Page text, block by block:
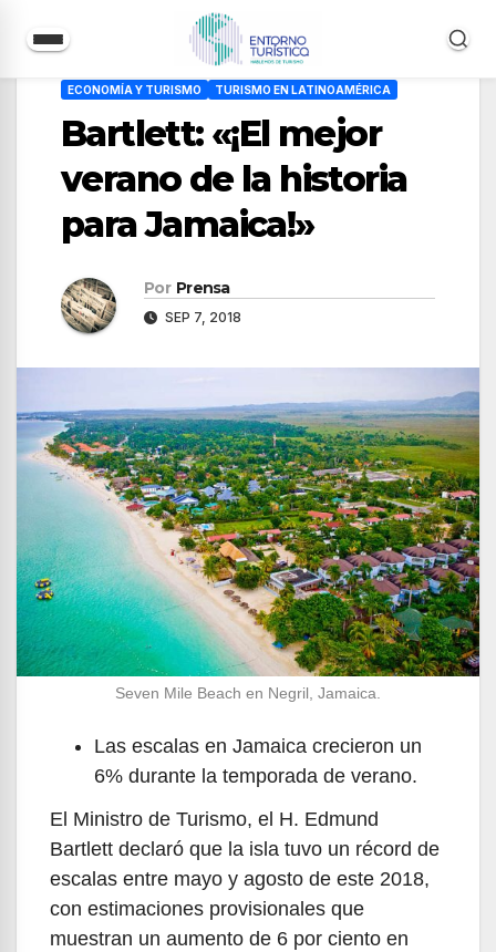
contenido
ECONOMÍA Y TURISMO TURISMO EN LATINOAMÉRICA
Bartlett: «¡El mejor
verano de la historia
para Jamaica!»
Por Prensa
SEP 7, 2018
Seven Mile Beach en Negril, Jamaica.
Las escalas en Jamaica crecieron un
6% durante la temporada de verano.
El Ministro de Turismo, el H. Edmund
Bartlett declaró que la isla tuvo un récord de
escalas entre mayo y agosto de este 2018,
con estimaciones provisionales que
muestran un aumento de 6 por ciento en